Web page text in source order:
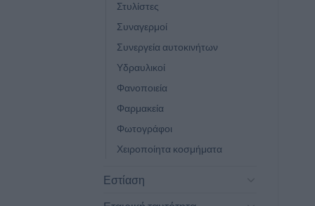
Στυλίστες
Συναγερμοί
Συνεργεία αυτοκινήτων
Υδραυλικοί
Φανοποιεία
Φαρμακεία
Φωτογράφοι
Χειροποίητα κοσμήματα
Εστίαση